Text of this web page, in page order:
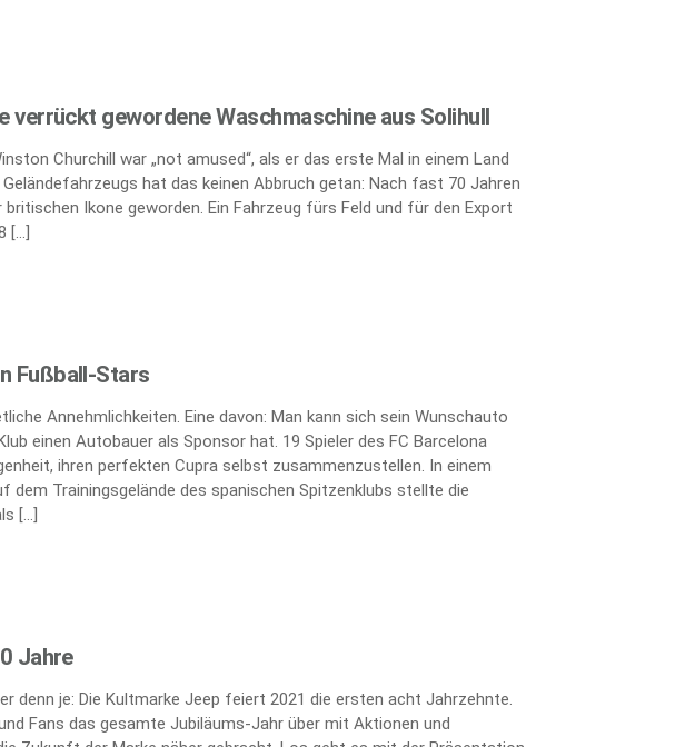
verrückt gewordene Waschmaschine aus Solihull
Churchill war „not amused“, als er das erste Mal in einem Land
hat das keinen Abbruch getan: Nach fast 70 Jahren
Ikone geworden. Ein Fahrzeug fürs Feld und für den Export
[…]
Fußball-Stars
Annehmlichkeiten. Eine davon: Man kann sich sein Wunschauto
einen Autobauer als Sponsor hat. 19 Spieler des FC Barcelona
ihren perfekten Cupra selbst zusammenzustellen. In einem
dem Trainingsgelände des spanischen Spitzenklubs stellte die
[…]
Jahre
denn je: Die Kultmarke Jeep feiert 2021 die ersten acht Jahrzehnte.
Fans das gesamte Jubiläums-Jahr über mit Aktionen und